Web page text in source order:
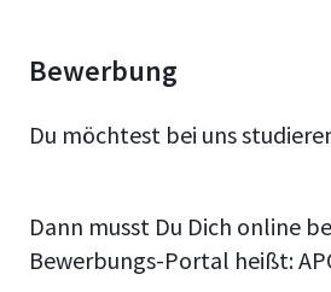
Bewerbung
Du möchtest bei uns
Dann musst Du Dich online
Bewerbungs-Portal heißt: